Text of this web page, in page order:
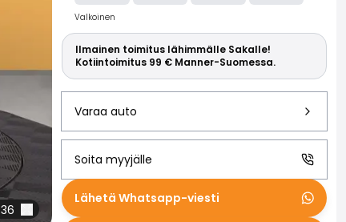
36
Valkoinen
Ilmainen toimitus lähimmälle Sakalle!
Kotiintoimitus 99 € Manner-Suomessa.
Varaa auto
Lähetä Whatsapp-viesti
Soita myyjälle